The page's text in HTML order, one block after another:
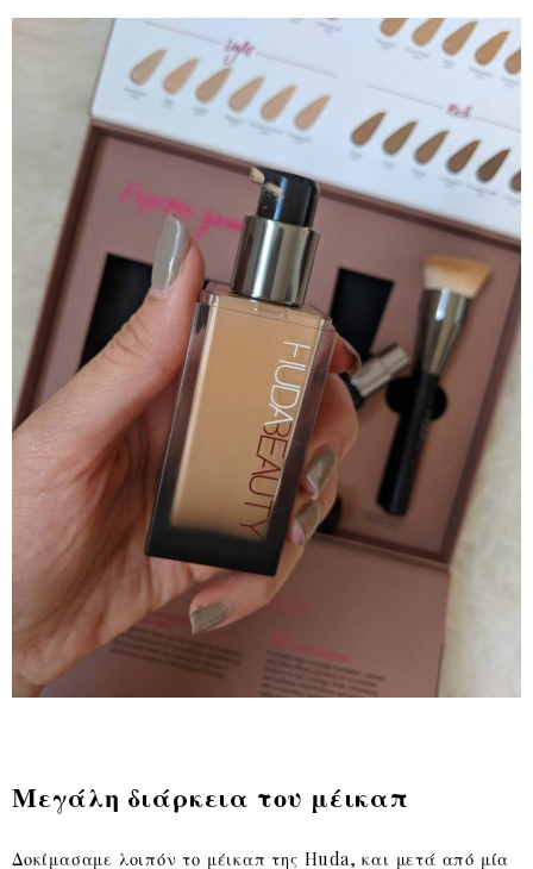
Μεγάλη διάρκεια του μέικαπ
Δοκίμασαμε λοιπόν το μέικαπ της Huda, και μετά από μία